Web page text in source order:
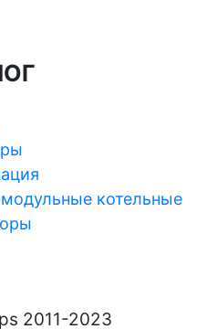
котельные
2011-2023